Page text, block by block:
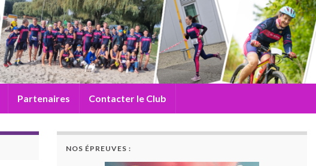
Partenaires Contacter le Club
NOS ÉPREUVES :